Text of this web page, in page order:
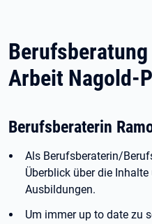
Arbeit Nagold-
Berufsberaterin
Als Berufsberaterin/
Überblick über die
Ausbildungen.
Um immer up to date zu